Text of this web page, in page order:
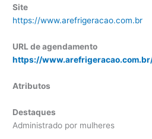
Site
https://www.arefrigeracao.com.br
URL de agendamento
https://
Atributos
Destaques
Administrado por mulheres